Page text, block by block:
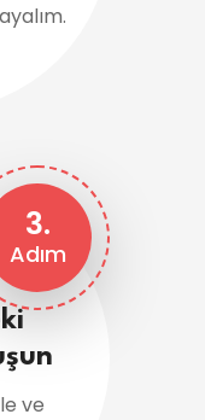
3.
Adım
ve